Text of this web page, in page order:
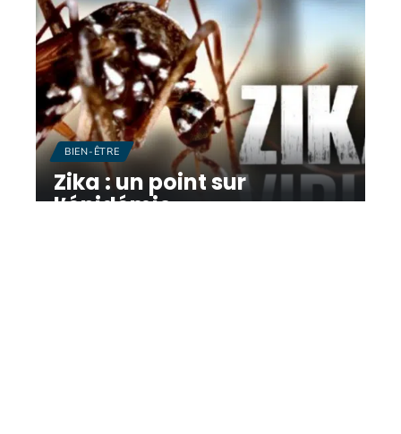
BIEN-ÊTRE
Zika : un point sur
l’épidémie